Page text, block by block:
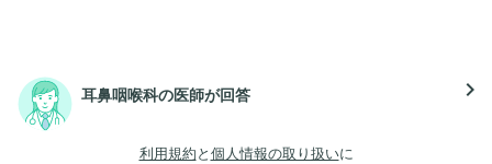
耳鼻咽喉科の医師が回答 navigate_next
利用規約 と 個人情報の取り扱いに